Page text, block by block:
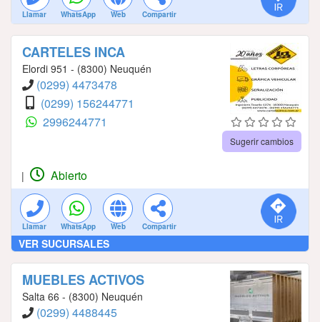
Llamar WhatsApp Web Compartir
CARTELES INCA
Elordi 951 - (8300) Neuquén
(0299) 4473478
(0299) 156244771
2996244771
Sugerir cambios
| Abierto
Llamar WhatsApp Web Compartir
VER SUCURSALES
MUEBLES ACTIVOS
Salta 66 - (8300) Neuquén
(0299) 4488445